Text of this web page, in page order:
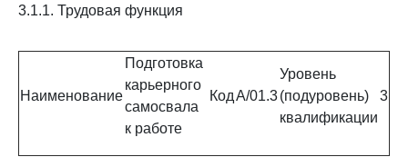
3.1.1. Трудовая функция
Наименование
Подготовка
карьерного
самосвала
к работе
КодA/01.3
Уровень
(подуровень)
квалификации
3